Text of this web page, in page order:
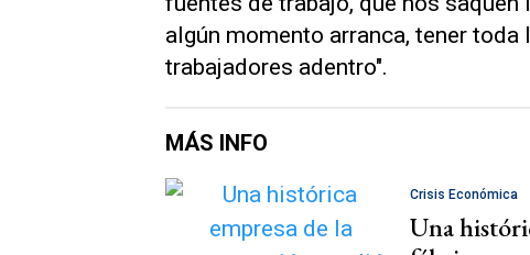
algún momento arranca, tener
trabajadores adentro".
MÁS INFO
Crisis Económica
Una